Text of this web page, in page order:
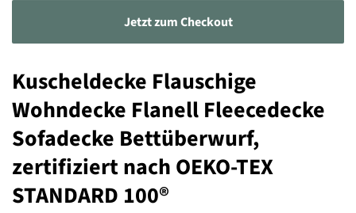
Jetzt zum Checkout
Kuscheldecke Flauschige
Wohndecke Flanell Fleecedecke
Sofadecke Bettüberwurf,
zertifiziert nach OEKO-TEX
STANDARD 100®